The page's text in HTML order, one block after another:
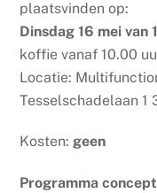
plaatsvinden op:
Dinsdag 16 mei van
koffie vanaf 10.00
Locatie:
Tesselschadelaan 1
Kosten: geen
Programma concept